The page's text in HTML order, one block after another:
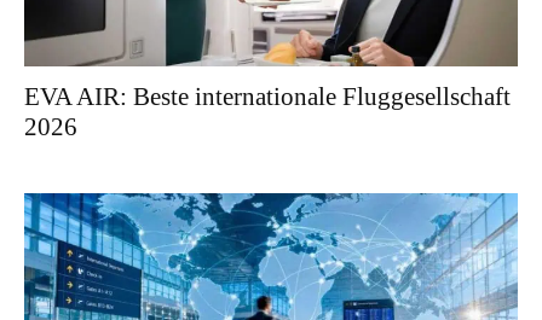
EVA AIR: Beste internationale Fluggesellschaft
2026